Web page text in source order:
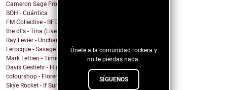
Únete a la comunidad rockera y
no te pierdas nada.
SÍGUENOS
Cameron Sage From - You Won
BOH - Cuántica
FM Collective - BFD
the dt's - Tina (Live at Lakehouse Studios)
Ray Levier - Uncharted Destiny
Lerocque - Savage
Mark Lettieri - Time After Time (Cyndi Lauper Cover)
Davis Gestiehr - High
colourshop - Florence
Skye Rocket - If Summer Had A Daughter